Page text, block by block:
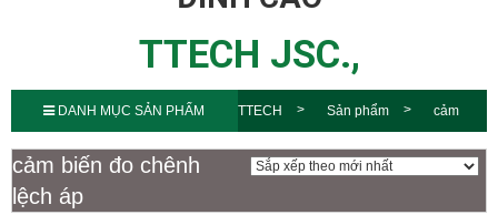
TTECH JSC.,
DANH MỤC SẢN PHẨM TTECH Sản phẩm cảm
biến đo chênh lệch áp
cảm biến đo chênh
lệch áp